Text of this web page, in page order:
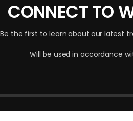
CONNECT TO
Be the first to learn about our latest
Will be used in accordance